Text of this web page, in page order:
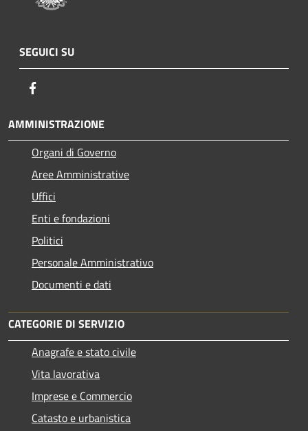
SEGUICI SU
AMMINISTRAZIONE
Organi di Governo
Aree Amministrative
Uffici
Enti e fondazioni
Politici
Personale Amministrativo
Documenti e dati
CATEGORIE DI SERVIZIO
Anagrafe e stato civile
Vita lavorativa
Imprese e Commercio
Catasto e urbanistica